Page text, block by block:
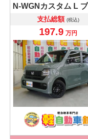
N-WGNカスタム L
支払総額 (税込)
197.9 万円